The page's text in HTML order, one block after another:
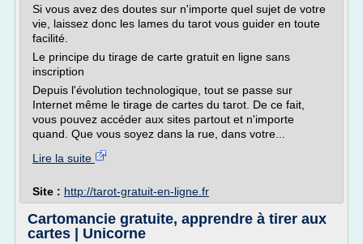
Si vous avez des doutes sur n'importe quel sujet de votre
vie, laissez donc les lames du tarot vous guider en toute
facilité.
Le principe du tirage de carte gratuit en ligne sans
inscription
Depuis l'évolution technologique, tout se passe sur
Internet même le tirage de cartes du tarot. De ce fait,
vous pouvez accéder aux sites partout et n'importe
quand. Que vous soyez dans la rue, dans votre...
Lire la suite
Site : http://tarot-gratuit-en-ligne.fr
Cartomancie gratuite, apprendre à tirer aux
cartes | Unicorne